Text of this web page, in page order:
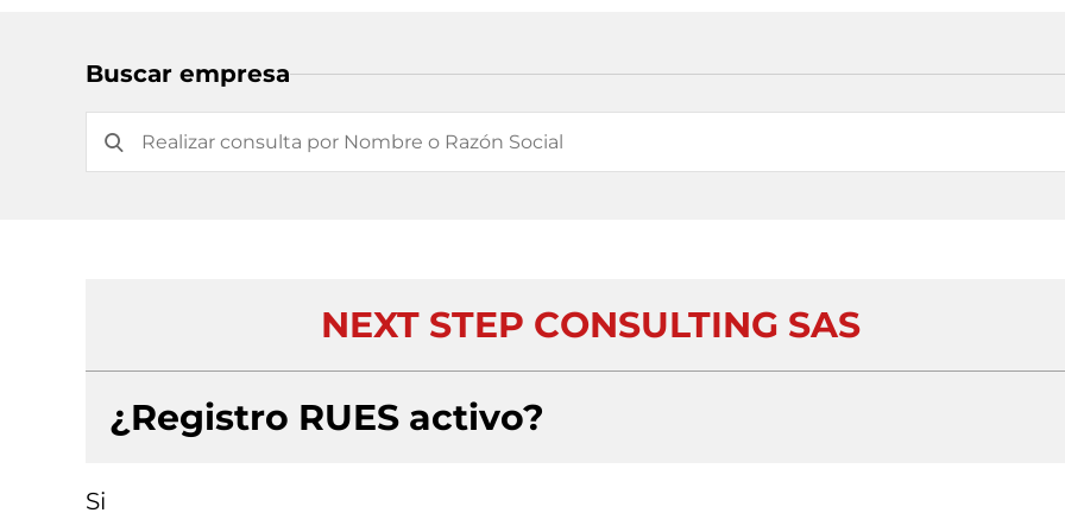
Buscar empresa
NEXT STEP CONSULTING SAS
¿Registro RUES activo?
Si